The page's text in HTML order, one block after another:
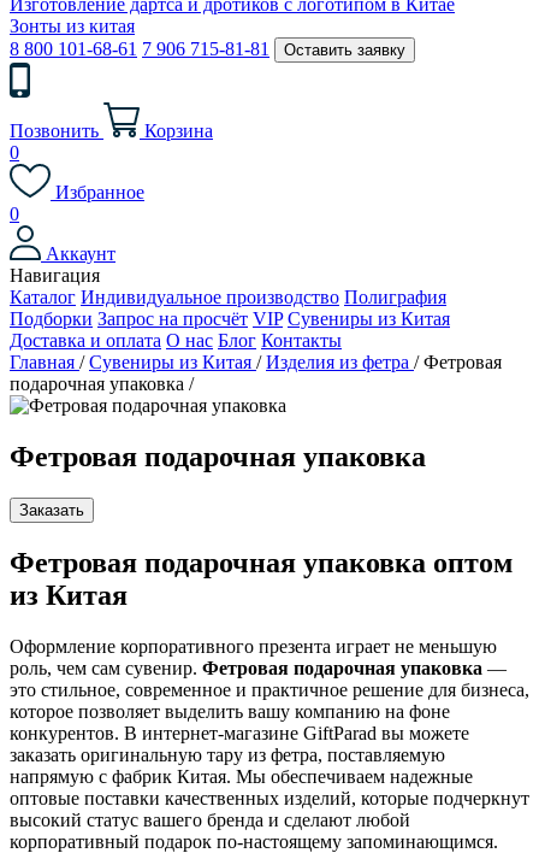
Изготовление дартса и дротиков с логотипом в Китае
Зонты из китая
8 800 101-68-61 7 906 715-81-81 Оставить заявку
Позвонить
Корзина
0
Избранное
0
Аккаунт
Навигация
Каталог Индивидуальное производство Полиграфия
Подборки Запрос на просчёт VIP Сувениры из Китая
Доставка и оплата О нас Блог Контакты
Главная / Сувениры из Китая / Изделия из фетра / Фетровая
подарочная упаковка /
Фетровая подарочная упаковка
Заказать
Фетровая подарочная упаковка оптом
из Китая
Оформление корпоративного презента играет не меньшую
роль, чем сам сувенир. Фетровая подарочная упаковка —
это стильное, современное и практичное решение для бизнеса,
которое позволяет выделить вашу компанию на фоне
конкурентов. В интернет-магазине GiftParad вы можете
заказать оригинальную тару из фетра, поставляемую
напрямую с фабрик Китая. Мы обеспечиваем надежные
оптовые поставки качественных изделий, которые подчеркнут
высокий статус вашего бренда и сделают любой
корпоративный подарок по-настоящему запоминающимся.